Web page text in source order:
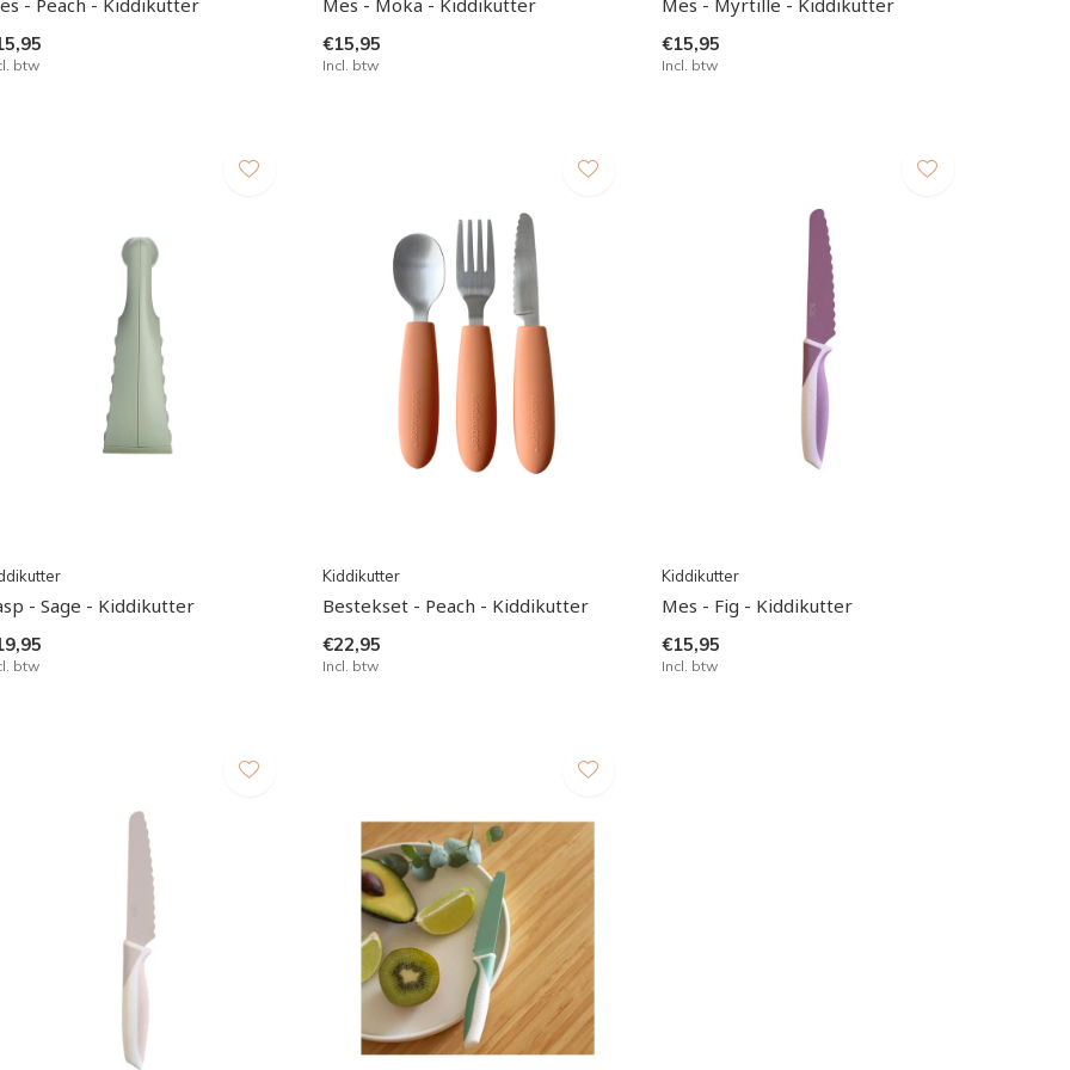
btw
€15,95
Incl. btw
€15,95
Incl. btw
- Sage - Kiddikutter
btw
Kiddikutter
Bestekset - Peach - Kiddikutter
€22,95
Incl. btw
Kiddikutter
Mes - Fig - Kiddikutter
€15,95
Incl. btw